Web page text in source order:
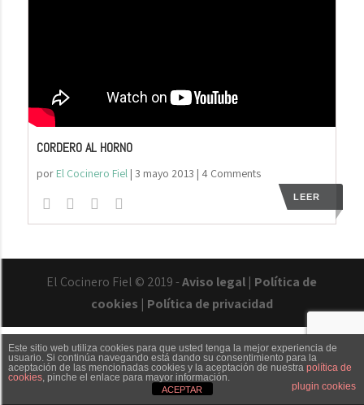
CORDERO AL HORNO
por El Cocinero Fiel| 3 mayo 2013 | 4 Comments
LEER
El Cocinero Fiel © 2019 -Aviso legal | Política de
cookies | Política de privacidad
Txaber Allué Redes sociales Contacto
Este sitio web utiliza cookies para que usted tenga la mejor experiencia de
usuario. Si continúa navegando está dando su consentimiento para la
aceptación de las mencionadas cookies y la aceptación de nuestra política de
cookies, pinche el enlace para mayor información.
plugin cookies
ACEPTAR